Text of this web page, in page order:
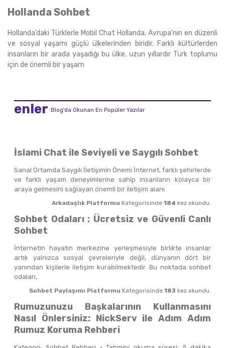
Hollanda Sohbet
Hollanda’daki Türklerle Mobil Chat Hollanda, Avrupa’nın en düzenli
ve sosyal yaşamı güçlü ülkelerinden biridir. Farklı kültürlerden
insanların bir arada yaşadığı bu ülke, uzun yıllardır Türk toplumu
için de önemli bir yaşam
enler Blog'da Okunan En Popüler Yazılar
İslami Chat ile Seviyeli ve Saygılı Sohbet
Sanal Ortamda Saygılı İletişimin Önemi İnternet, farklı şehirlerde
ve farklı yaşam deneyimlerine sahip insanların kolayca bir
araya gelmesini sağlayan önemli bir iletişim alanı
Arkadaşlık Platformu Kategorisinde 184 kez okundu.
Sohbet Odaları : Ücretsiz ve Güvenli Canlı
Sohbet
İnternetin hayatın merkezine yerleşmesiyle birlikte insanlar
artık yalnızca sosyal çevreleriyle değil, dünyanın dört bir
yanından kişilerle iletişim kurabilmektedir. Bu noktada sohbet
odaları,
Sohbet Paylaşımı Platformu Kategorisinde 183 kez okundu.
Rumuzunuzu Başkalarının Kullanmasını
Nasıl Önlersiniz: NickServ ile Adım Adım
Rumuz Koruma Rehberi